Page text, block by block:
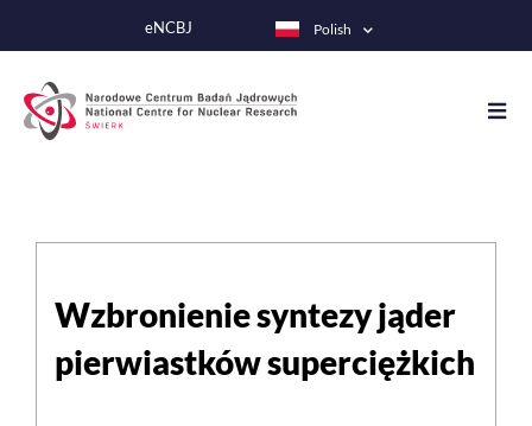
do
eNCBJ Polish
Wzbronienie syntezy jąder
pierwiastków superciężkich